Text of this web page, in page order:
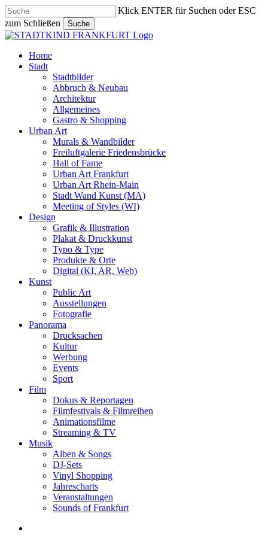
Skip
to
main
content
Klick ENTER für Suchen oder ESC
zum Schließen
Suche
Close
search
Menu
Home
Stadt
Stadtbilder
Abbruch & Neubau
Architektur
Allgemeines
Gastro & Shopping
Urban Art
Murals & Wandbilder
Freiluftgalerie Friedensbrücke
Hall of Fame
Urban Art Frankfurt
Urban Art Rhein-Main
Stadt Wand Kunst (MA)
Meeting of Styles (WI)
Design
Grafik & Illustration
Plakat & Druckkunst
Typo & Type
Produkte & Orte
Digital (KI, AR, Web)
Kunst
Public Art
Ausstellungen
Fotografie
Panorama
Drucksachen
Kultur
Werbung
Events
Sport
Film
Dokus & Reportagen
Filmfestivals & Filmreihen
Animationsfilme
Streaming & TV
Musik
Alben & Songs
DJ-Sets
Vinyl Shopping
Jahrescharts
Veranstaltungen
Sounds of Frankfurt